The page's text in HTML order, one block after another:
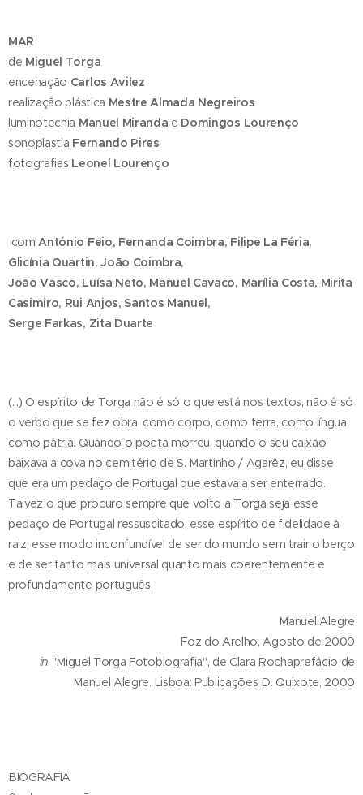
MAR
de Miguel Torga
encenação Carlos Avilez
realização plástica Mestre Almada Negreiros
luminotecnia Manuel Miranda e Domingos Lourenço
sonoplastia Fernando Pires
fotografias Leonel Lourenço
com António Feio, Fernanda Coimbra, Filipe La Féria,
Glicínia Quartin, João Coimbra,
João Vasco, Luísa Neto, Manuel Cavaco, Marília Costa, Mirita
Casimiro, Rui Anjos, Santos Manuel,
Serge Farkas, Zita Duarte
(...) O espírito de Torga não é só o que está nos textos, não é só
o verbo que se fez obra, como corpo, como terra, como língua,
como pátria. Quando o poeta morreu, quando o seu caixão
baixava à cova no cemitério de S. Martinho / Agarêz, eu disse
que era um pedaço de Portugal que estava a ser enterrado.
Talvez o que procuro sempre que volto a Torga seja esse
pedaço de Portugal ressuscitado, esse espírito de fidelidade à
raiz, esse modo inconfundível de ser do mundo sem trair o berço
e de ser tanto mais universal quanto mais coerentemente e
profundamente português.
Manuel Alegre
Foz do Arelho, Agosto de 2000
in "Miguel Torga Fotobiografia", de Clara Rochaprefácio de
Manuel Alegre. Lisboa: Publicações D. Quixote, 2000
BIOGRAFIA